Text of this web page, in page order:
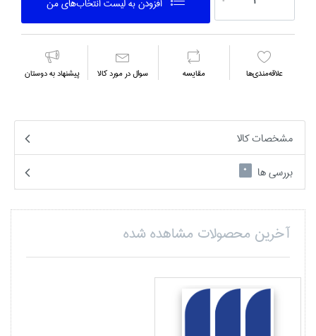
افزودن به ليست انتخاب‌هاي من
علاقه‌مندي‌ها مقايسه سوال در مورد كالا پیشنهاد به دوستان
مشخصات کالا
بررسی ها
0
آخرین محصولات مشاهده شده